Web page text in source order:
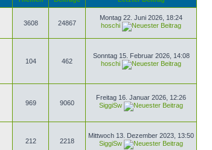
3608 24867
Montag 22. Juni 2026, 18:24
hoschi
104 462
Sonntag 15. Februar 2026, 14:08
hoschi
969 9060
Freitag 16. Januar 2026, 12:26
SiggiSw
212 2218
Mittwoch 13. Dezember 2023, 13:50
SiggiSw